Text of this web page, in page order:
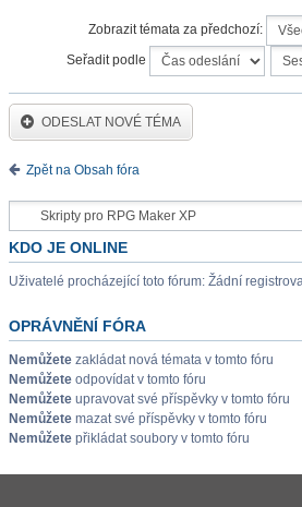
Zobrazit témata za předchozí:
Seřadit podle
ODESLAT NOVÉ TÉMA
Zpět na Obsah fóra
KDO JE ONLINE
Uživatelé procházející toto fórum: Žádní
OPRÁVNĚNÍ FÓRA
Nemůžete zakládat nová témata v tomto fóru
Nemůžete odpovídat v tomto fóru
Nemůžete upravovat své příspěvky v tomto fóru
Nemůžete mazat své příspěvky v tomto fóru
Nemůžete přikládat soubory v tomto fóru